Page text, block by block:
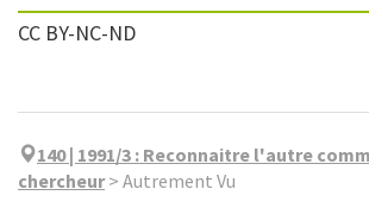
CC BY-NC-ND
140 | 1991/3 : Reconnaitre l'autre
chercheur> Autrement Vu